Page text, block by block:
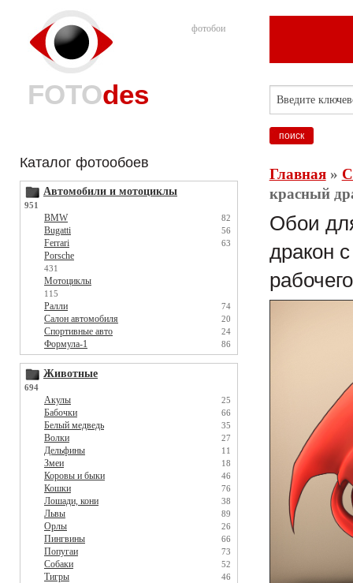
фотобои
FOTOdes
Каталог фотообоев
Автомобили и мотоциклы
951
BMW 82
Bugatti 56
Ferrari 63
Porsche
431
Мотоциклы
115
Ралли 74
Салон автомобиля 20
Спортивные авто 24
Формула-1 86
Животные
694
Акулы 25
Бабочки 66
Белый медведь 35
Волки 27
Дельфины 11
Змеи 18
Коровы и быки 46
Кошки 76
Лошади, кони 38
Львы 89
Орлы 26
Пингвины 66
Попугаи 73
Собаки 52
Тигры 46
Главная»
красный
Обои
дракон